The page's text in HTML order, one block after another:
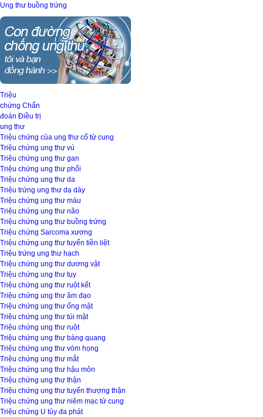
Ung thư buồng trứng
Triệu
chứng Chẩn
đoán Điều trị
ung thư
Triệu chứng của ung thư cổ tử cung
Triệu chứng ung thư vú
Triệu chứng ung thư gan
Triệu chứng ung thư phổi
Triệu chứng ung thư da
Triệu trứng ung thư dạ dày
Triệu chứng ung thư máu
Triệu chứng ung thư não
Triệu chứng ung thư buồng trứng
Triệu chứng Sarcoma xương
Triệu chứng ung thư tuyến tiền liệt
Triệu trứng ung thư hạch
Triệu chứng ung thư dương vật
Triệu chứng ung thư tụy
Triệu chứng ung thư ruột kết
Triệu chứng ung thư âm đạo
Triệu chứng ung thư ống mật
Triệu chứng ung thư túi mật
Triệu chứng ung thư ruột
Triệu chứng ung thư bàng quang
Triệu chứng ung thư vòm họng
Triệu chứng ung thư mắt
Triệu chứng ung thư hậu môn
Triệu chứng ung thư thận
Triệu chứng ung thư tuyến thượng thận
Triệu chứng ung thư niêm mạc tử cung
Triệu chứng U tủy đa phát